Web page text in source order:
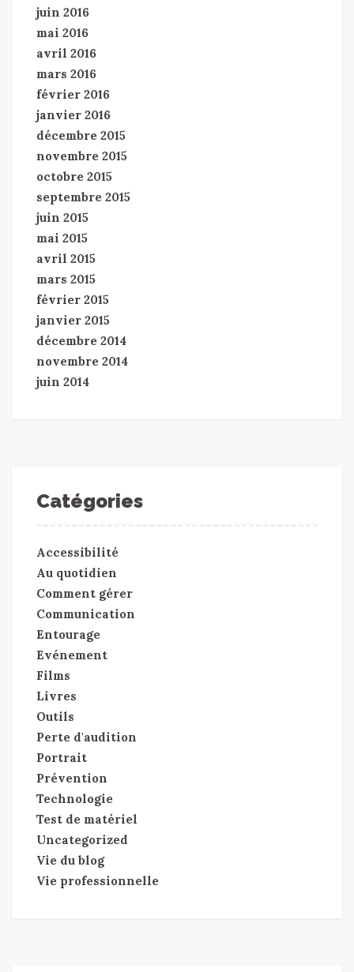
juin 2016
mai 2016
avril 2016
mars 2016
février 2016
janvier 2016
décembre 2015
novembre 2015
octobre 2015
septembre 2015
juin 2015
mai 2015
avril 2015
mars 2015
février 2015
janvier 2015
décembre 2014
novembre 2014
juin 2014
Catégories
Accessibilité
Au quotidien
Comment gérer
Communication
Entourage
Evénement
Films
Livres
Outils
Perte d'audition
Portrait
Prévention
Technologie
Test de matériel
Uncategorized
Vie du blog
Vie professionnelle